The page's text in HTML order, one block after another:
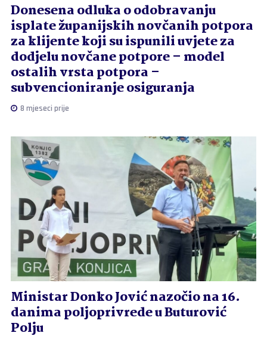
Donesena odluka o odobravanju
isplate županijskih novčanih potpora
za klijente koji su ispunili uvjete za
dodjelu novčane potpore – model
ostalih vrsta potpora –
subvencioniranje osiguranja
8 mjeseci prije
Ministar Donko Jović nazočio na 16.
danima poljoprivrede u Buturović
Polju